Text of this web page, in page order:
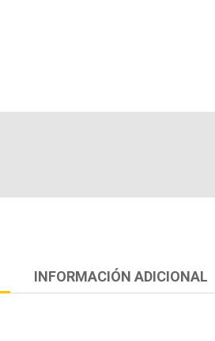
INFORMACIÓN ADICIONAL